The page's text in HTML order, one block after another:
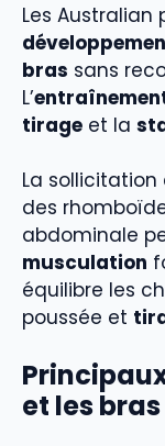
Les Australian
bras sans
L’
tirage et la
La sollicitation
des
abdominale
musculation
équilibre les
poussée et
et les bras